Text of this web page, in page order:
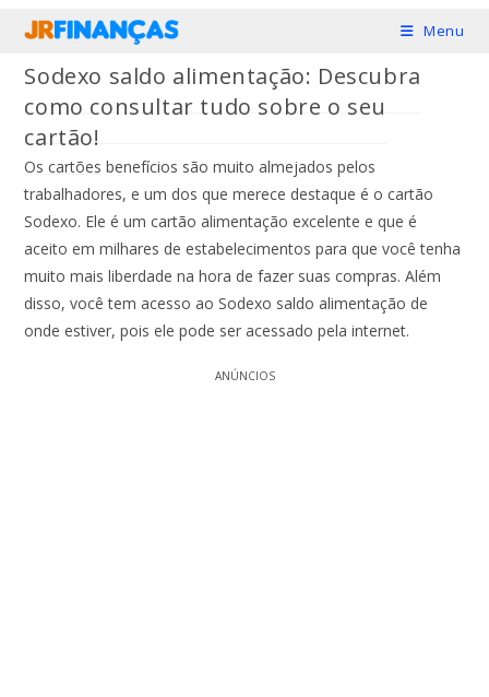
conteúdo
Menu
Sodexo saldo alimentação: Descubra
como consultar tudo sobre o seu
cartão!
Os cartões benefícios são muito almejados pelos
trabalhadores, e um dos que merece destaque é o cartão
Sodexo. Ele é um cartão alimentação excelente e que é
aceito em milhares de estabelecimentos para que você tenha
muito mais liberdade na hora de fazer suas compras. Além
disso, você tem acesso ao Sodexo saldo alimentação de
onde estiver, pois ele pode ser acessado pela internet.
ANÚNCIOS